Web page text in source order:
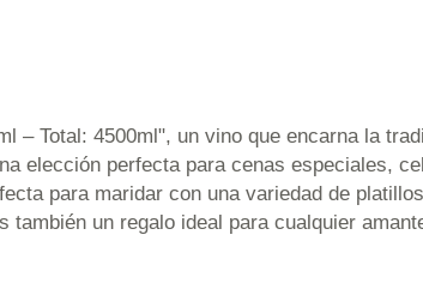
– Total: 4500ml", un vino que encarna la
elección perfecta para cenas especiales,
para maridar con una variedad de
un regalo ideal para cualquier